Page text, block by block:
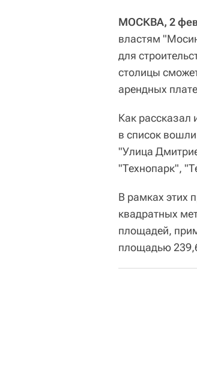
МОСКВА, 2
властям
для
столицы
арендных
Как рассказал
в список
"Улица
"Технопарк",
В рамках этих
квадратных
площадей,
площадью